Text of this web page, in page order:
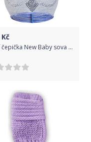
Kč
Jarní čepička New Baby sova šedo-fialová - Jarní čepička New Baby sova šedo-fialová